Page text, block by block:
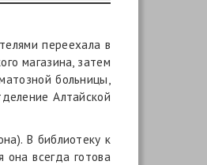
переехала в
магазина, затем
больницы,
Алтайской
В библиотеку к
всегда готова